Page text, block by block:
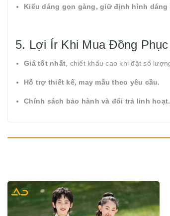
Kiểu dáng gọn gàng, giữ định hình dáng
5. Lợi Ír Khi Mua Đồng
Giá tốt nhất , chiết khấu cao khi đặt số
Hỗ trợ thiết kế, may mẫu theo yêu cầu.
Chính sách bảo hành và đổi trả linh hoạt.